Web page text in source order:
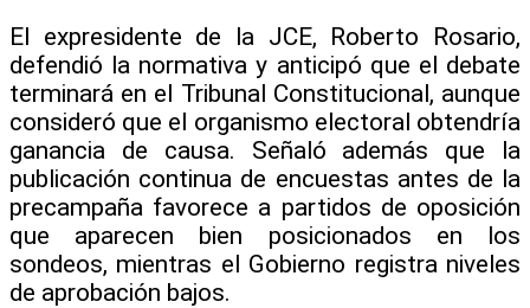
El expresidente de la JCE, Roberto Rosario,
defendió la normativa y anticipó que el debate
terminará en el Tribunal Constitucional, aunque
consideró que el organismo electoral obtendría
ganancia de causa. Señaló además que la
publicación continua de encuestas antes de la
precampaña favorece a partidos de oposición
que aparecen bien posicionados en los
sondeos, mientras el Gobierno registra niveles
de aprobación bajos.